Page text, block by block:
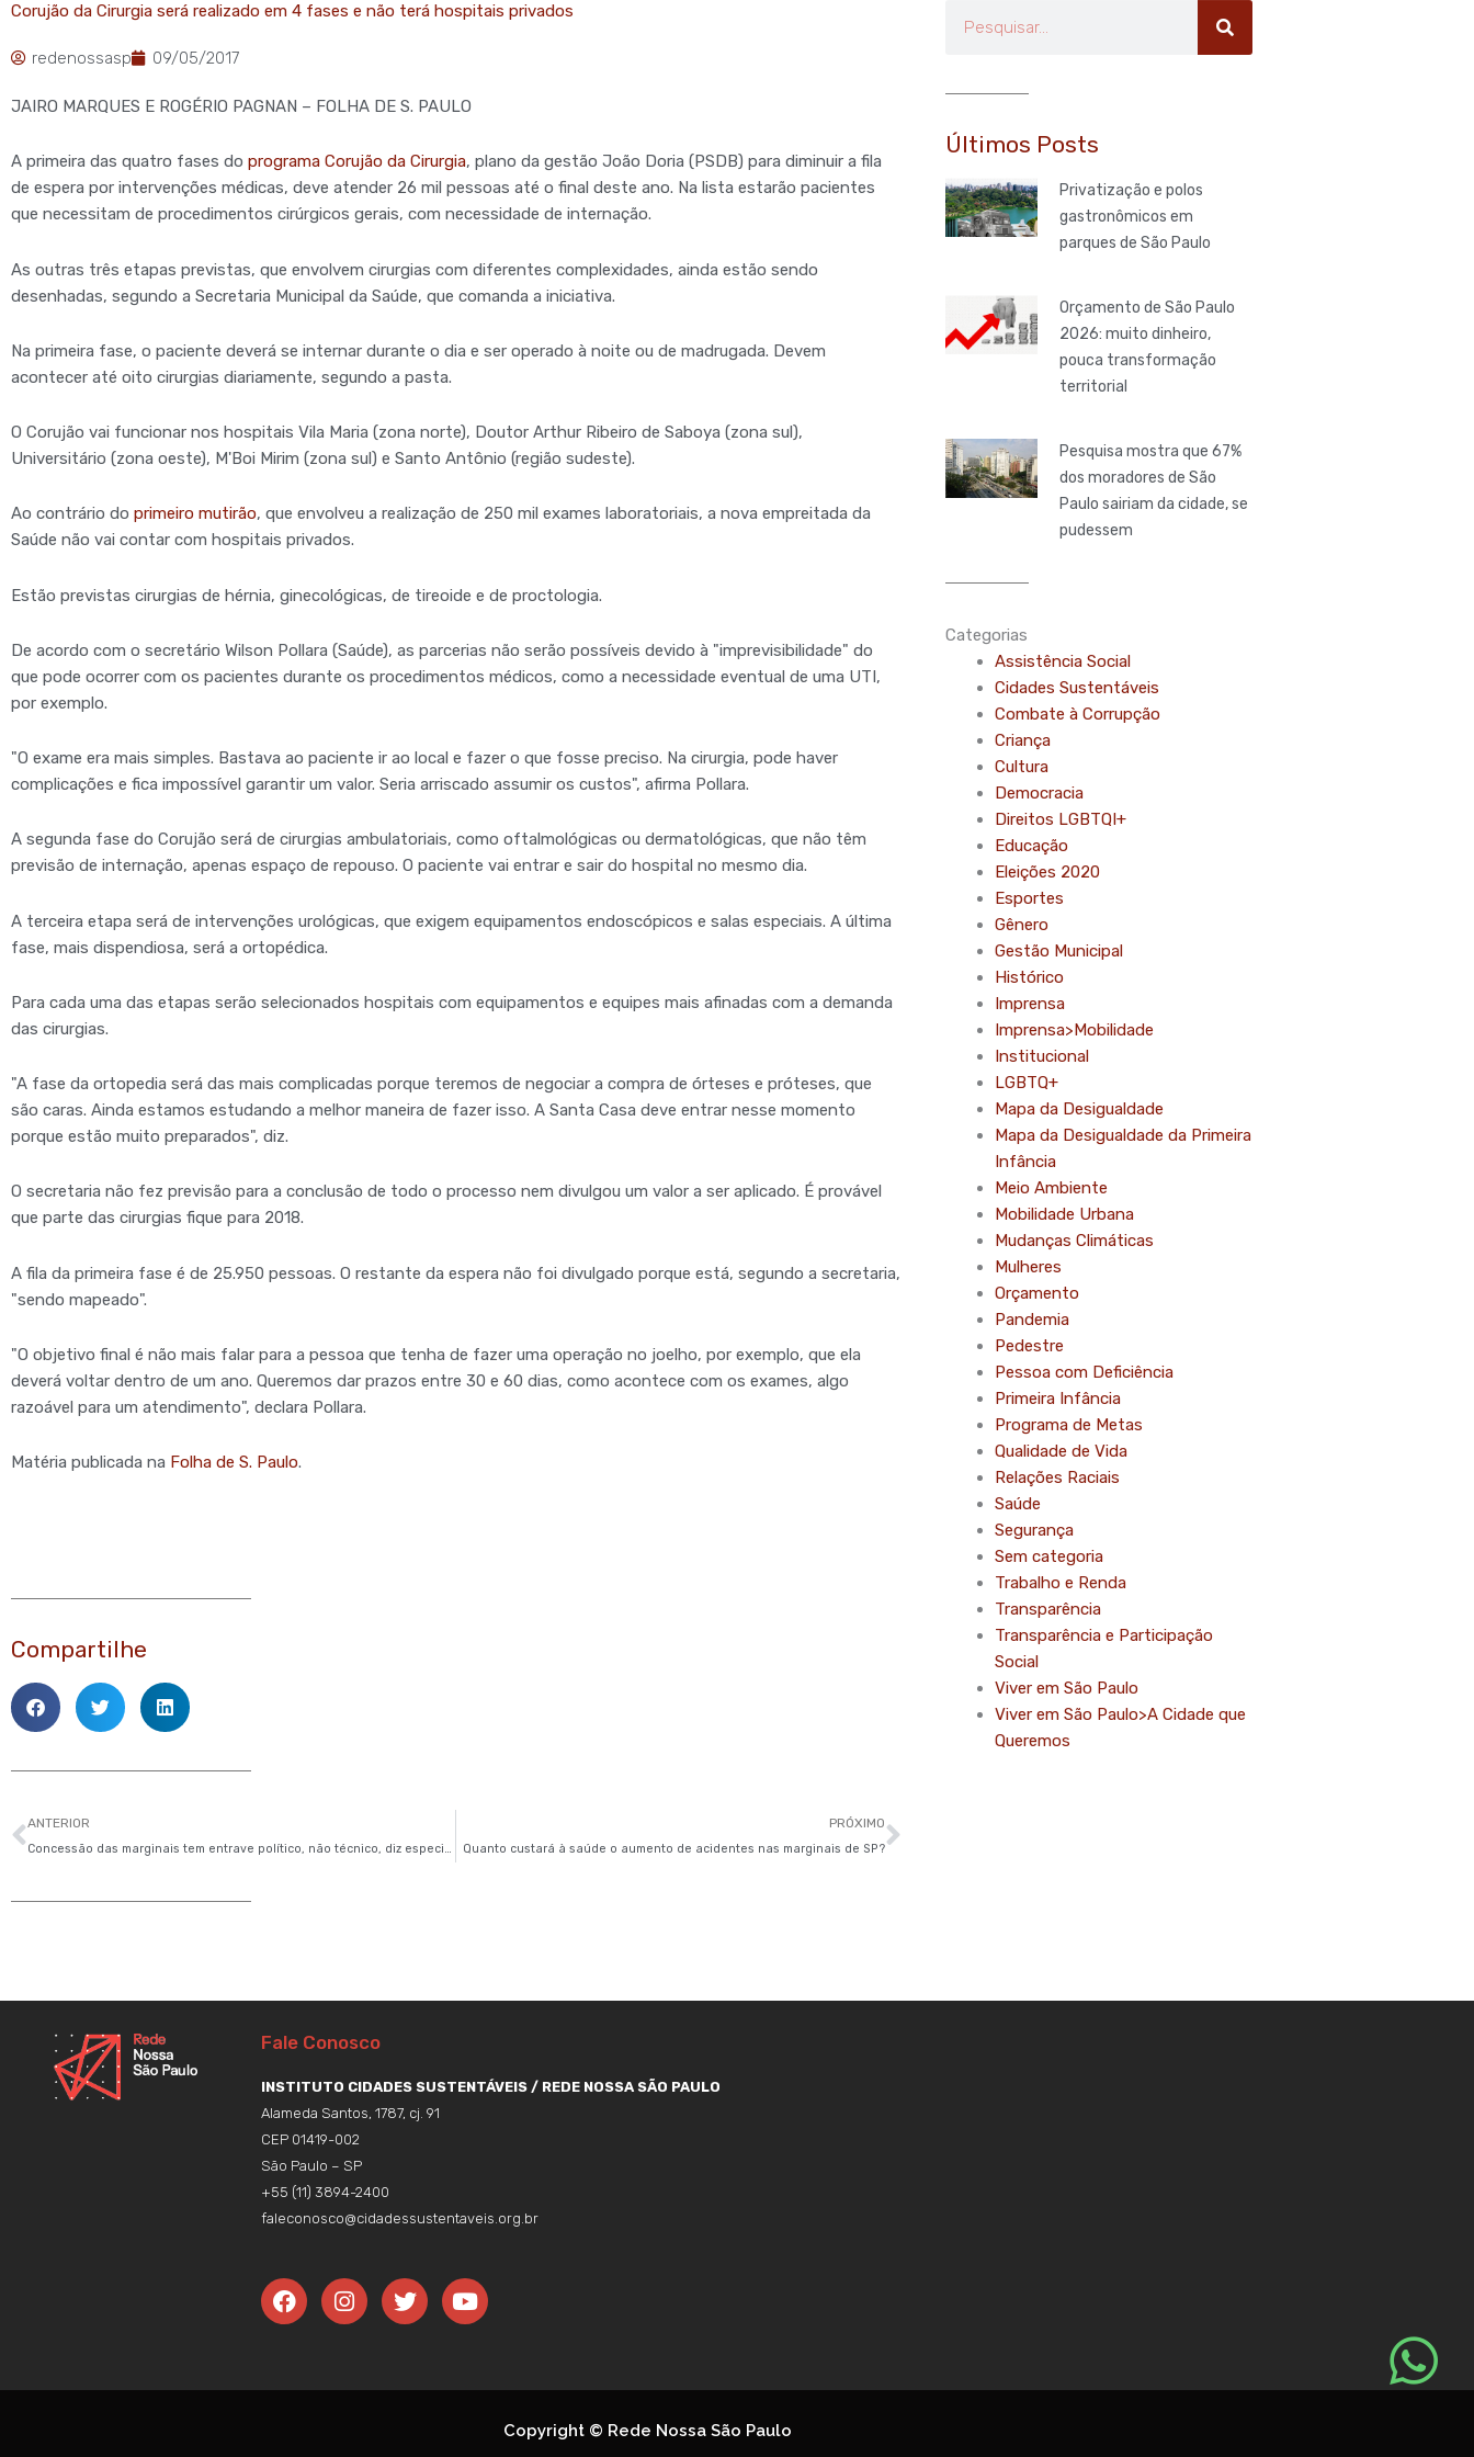
Corujão da Cirurgia será realizado em 4 fases e não terá hospitais privados
redenossasp 09/05/2017
JAIRO MARQUES E ROGÉRIO PAGNAN – FOLHA DE S. PAULO
A primeira das quatro fases do programa Corujão da Cirurgia, plano da gestão João Doria (PSDB) para diminuir a fila
de espera por intervenções médicas, deve atender 26 mil pessoas até o final deste ano. Na lista estarão pacientes
que necessitam de procedimentos cirúrgicos gerais, com necessidade de internação.
As outras três etapas previstas, que envolvem cirurgias com diferentes complexidades, ainda estão sendo
desenhadas, segundo a Secretaria Municipal da Saúde, que comanda a iniciativa.
Na primeira fase, o paciente deverá se internar durante o dia e ser operado à noite ou de madrugada. Devem
acontecer até oito cirurgias diariamente, segundo a pasta.
O Corujão vai funcionar nos hospitais Vila Maria (zona norte), Doutor Arthur Ribeiro de Saboya (zona sul),
Universitário (zona oeste), M'Boi Mirim (zona sul) e Santo Antônio (região sudeste).
Ao contrário do primeiro mutirão, que envolveu a realização de 250 mil exames laboratoriais, a nova empreitada da
Saúde não vai contar com hospitais privados.
Estão previstas cirurgias de hérnia, ginecológicas, de tireoide e de proctologia.
De acordo com o secretário Wilson Pollara (Saúde), as parcerias não serão possíveis devido à "imprevisibilidade" do
que pode ocorrer com os pacientes durante os procedimentos médicos, como a necessidade eventual de uma UTI,
por exemplo.
"O exame era mais simples. Bastava ao paciente ir ao local e fazer o que fosse preciso. Na cirurgia, pode haver
complicações e fica impossível garantir um valor. Seria arriscado assumir os custos", afirma Pollara.
A segunda fase do Corujão será de cirurgias ambulatoriais, como oftalmológicas ou dermatológicas, que não têm
previsão de internação, apenas espaço de repouso. O paciente vai entrar e sair do hospital no mesmo dia.
A terceira etapa será de intervenções urológicas, que exigem equipamentos endoscópicos e salas especiais. A última
fase, mais dispendiosa, será a ortopédica.
Para cada uma das etapas serão selecionados hospitais com equipamentos e equipes mais afinadas com a demanda
das cirurgias.
"A fase da ortopedia será das mais complicadas porque teremos de negociar a compra de órteses e próteses, que
são caras. Ainda estamos estudando a melhor maneira de fazer isso. A Santa Casa deve entrar nesse momento
porque estão muito preparados", diz.
O secretaria não fez previsão para a conclusão de todo o processo nem divulgou um valor a ser aplicado. É provável
que parte das cirurgias fique para 2018.
A fila da primeira fase é de 25.950 pessoas. O restante da espera não foi divulgado porque está, segundo a secretaria,
"sendo mapeado".
"O objetivo final é não mais falar para a pessoa que tenha de fazer uma operação no joelho, por exemplo, que ela
deverá voltar dentro de um ano. Queremos dar prazos entre 30 e 60 dias, como acontece com os exames, algo
razoável para um atendimento", declara Pollara.
Matéria publicada na Folha de S. Paulo.
Compartilhe
Anterior
ANTERIOR PRÓXIMO
Quanto custará à saúde o aumento de acidentes nas marginais de SP?
Próximo
Últimos Posts
Privatização e polos
gastronômicos em
parques de São Paulo
Orçamento de São Paulo
2026: muito dinheiro,
pouca transformação
territorial
Pesquisa mostra que 67%
dos moradores de São
Paulo sairiam da cidade, se
pudessem
Categorias
Assistência Social
Cidades Sustentáveis
Combate à Corrupção
Criança
Cultura
Democracia
Direitos LGBTQI+
Educação
Eleições 2020
Esportes
Gênero
Gestão Municipal
Histórico
Imprensa
Imprensa>Mobilidade
Institucional
LGBTQ+
Mapa da Desigualdade
Mapa da Desigualdade da Primeira
Infância
Meio Ambiente
Mobilidade Urbana
Mudanças Climáticas
Mulheres
Orçamento
Pandemia
Pedestre
Pessoa com Deficiência
Primeira Infância
Programa de Metas
Qualidade de Vida
Relações Raciais
Saúde
Segurança
Sem categoria
Trabalho e Renda
Transparência
Transparência e Participação
Social
Viver em São Paulo
Viver em São Paulo>A Cidade que
Queremos
Fale Conosco
INSTITUTO CIDADES SUSTENTÁVEIS / REDE NOSSA SÃO PAULO
Alameda Santos, 1787, cj. 91
CEP 01419-002
São Paulo – SP
+55 (11) 3894-2400
faleconosco@cidadessustentaveis.org.br
F
a
I
n
T
w
Y
o
Copyright © Rede Nossa São Paulo